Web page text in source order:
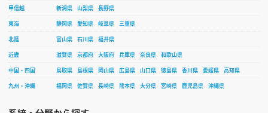
甲信越
新潟県 山梨県
長野県
東海
静岡県 愛知県 岐阜県
三重県
北陸
富山県 石川県
福井県
近畿
滋賀県 京都府 大阪府 兵庫県 奈良県
和歌山県
中国・四国
鳥取県 島根県 岡山県 広島県 山口県 徳島県 香川県 愛媛県
高知県
九州・沖縄
福岡県 佐賀県 長崎県 熊本県 大分県 宮崎県 鹿児島県 沖縄県